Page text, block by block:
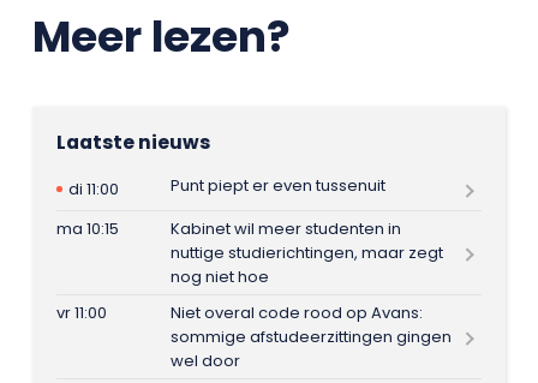
Meer lezen?
Laatste nieuws
di 11:00
Punt piept er even tussenuit
ma 10:15
Kabinet wil meer studenten in
nuttige studierichtingen, maar zegt
nog niet hoe
vr 11:00
Niet overal code rood op Avans:
sommige afstudeerzittingen gingen
wel door